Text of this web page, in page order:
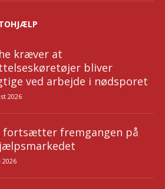
kræver at
bliver
ved arbejde i nødsporet
2026
fortsætter fremgangen på
2026